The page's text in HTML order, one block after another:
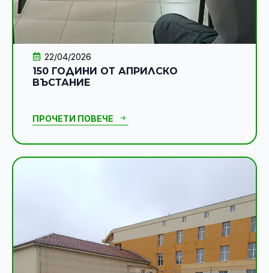
22/04/2026
150 ГОДИНИ ОТ АПРИЛСКО
ВЪСТАНИЕ
ПРОЧЕТИ ПОВЕЧЕ